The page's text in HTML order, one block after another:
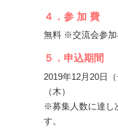
４．参 加 費
無料 ※交流会参加
５．申込期間
2019年12月20日
（木）
※募集人数に達し
す。